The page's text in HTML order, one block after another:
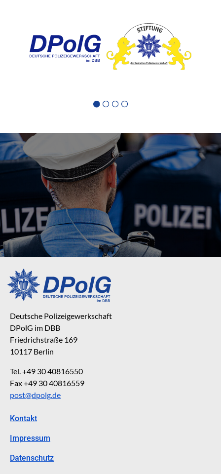
Deutsche Polizeigewerkschaft
DPolG im DBB
Friedrichstraße 169
10117 Berlin
Tel. +49 30 40816550
Fax +49 30 40816559
post@dpolg.de
Kontakt
Impressum
Datenschutz